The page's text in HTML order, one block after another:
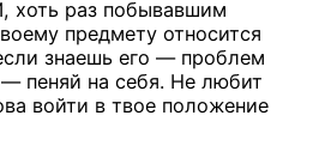
хоть раз побывавшим
предмету относится
знаешь его — проблем
— пеняй на себя. Не любит
войти в твое положение